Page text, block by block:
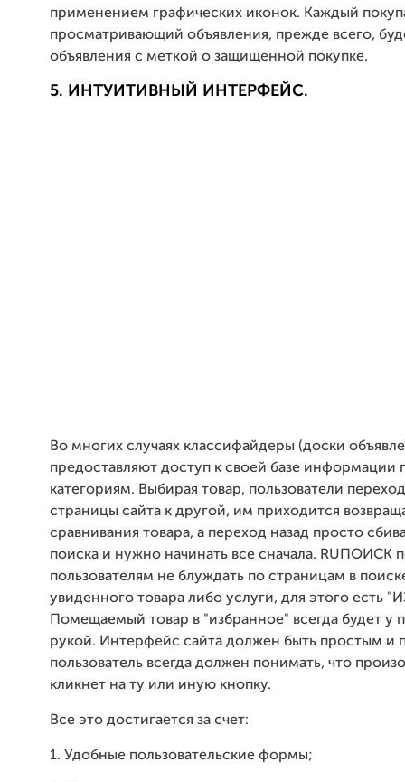
применением графических иконок. Каждый
просматривающий объявления, прежде всего,
объявления с меткой о защищенной покупке.
5. ИНТУИТИВНЫЙ ИНТЕРФЕЙС.
Во многих случаях классифайдеры (доски
предоставляют доступ к своей базе
категориям. Выбирая товар, пользователи
страницы сайта к другой, им приходится
сравнивания товара, а переход назад просто
поиска и нужно начинать все сначала. RUПОИСК
пользователям не блуждать по страницам в
увиденного товара либо услуги, для этого есть
Помещаемый товар в "избранное" всегда будет у
рукой. Интерфейс сайта должен быть простым и
пользователь всегда должен понимать, что
кликнет на ту или иную кнопку.
Все это достигается за счет:
1. Удобные пользовательские формы;